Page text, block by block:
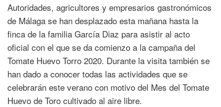
Autoridades, agricultores y empresarios gastronómicos
de Málaga se han desplazado esta mañana hasta la
finca de la familia García Diaz para asistir al acto
oficial con el que se da comienzo a la campaña del
Tomate Huevo Torro 2020. Durante la visita también se
han dado a conocer todas las actividades que se
celebrarán este verano con motivo del Mes del Tomate
Huevo de Toro cultivado al aire libre.